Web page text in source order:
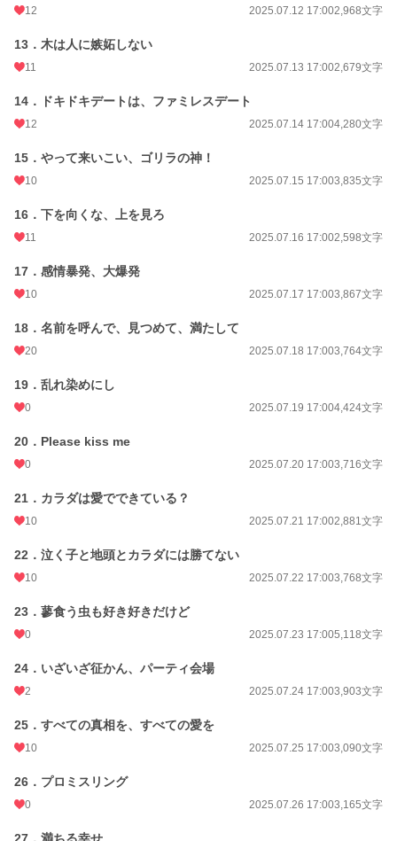
581 pt (32,336 位)
累計ポイント
12 2025.07.12 17:002,968文字
13．木は人に嫉妬しない
11 2025.07.13 17:002,679文字
14．ドキドキデートは、ファミレスデート
12 2025.07.14 17:004,280文字
15．やって来いこい、ゴリラの神！
10 2025.07.15 17:003,835文字
16．下を向くな、上を見ろ
11 2025.07.16 17:002,598文字
17．感情暴発、大爆発
10 2025.07.17 17:003,867文字
18．名前を呼んで、見つめて、満たして
20 2025.07.18 17:003,764文字
19．乱れ染めにし
0 2025.07.19 17:004,424文字
20．Please kiss me
0 2025.07.20 17:003,716文字
21．カラダは愛でできている？
10 2025.07.21 17:002,881文字
22．泣く子と地頭とカラダには勝てない
10 2025.07.22 17:003,768文字
23．蓼食う虫も好き好きだけど
0 2025.07.23 17:005,118文字
24．いざいざ征かん、パーティ会場
2 2025.07.24 17:003,903文字
25．すべての真相を、すべての愛を
10 2025.07.25 17:003,090文字
26．プロミスリング
0 2025.07.26 17:003,165文字